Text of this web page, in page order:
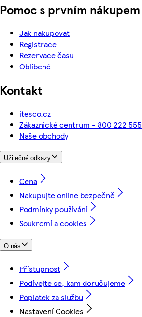
Pomoc s prvním nákupem
Jak nakupovat
Registrace
Rezervace času
Oblíbené
Kontakt
itesco.cz
Zákaznické centrum - 800 222 555
Naše obchody
Užitečné odkazy
Cena
Nakupujte online bezpečně
Podmínky používání
Soukromí a cookies
O nás
Přístupnost
Podívejte se, kam doručujeme
Poplatek za službu
Nastavení Cookies